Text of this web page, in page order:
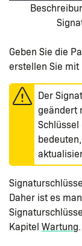
Geben Sie die
erstellen Sie mit
Der
geändert
Daher ist es
Kapitel Wartung.